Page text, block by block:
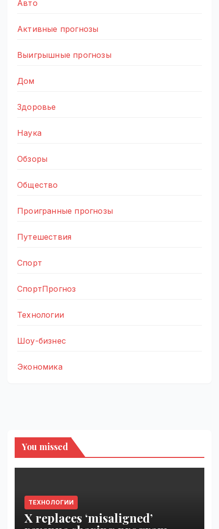
Авто
Активные прогнозы
Выигрышные прогнозы
Дом
Здоровье
Наука
Обзоры
Общество
Проигранные прогнозы
Путешествия
Спорт
СпортПрогноз
Технологии
Шоу-бизнес
Экономика
You missed
ТЕХНОЛОГИИ
X replaces ‘misaligned’